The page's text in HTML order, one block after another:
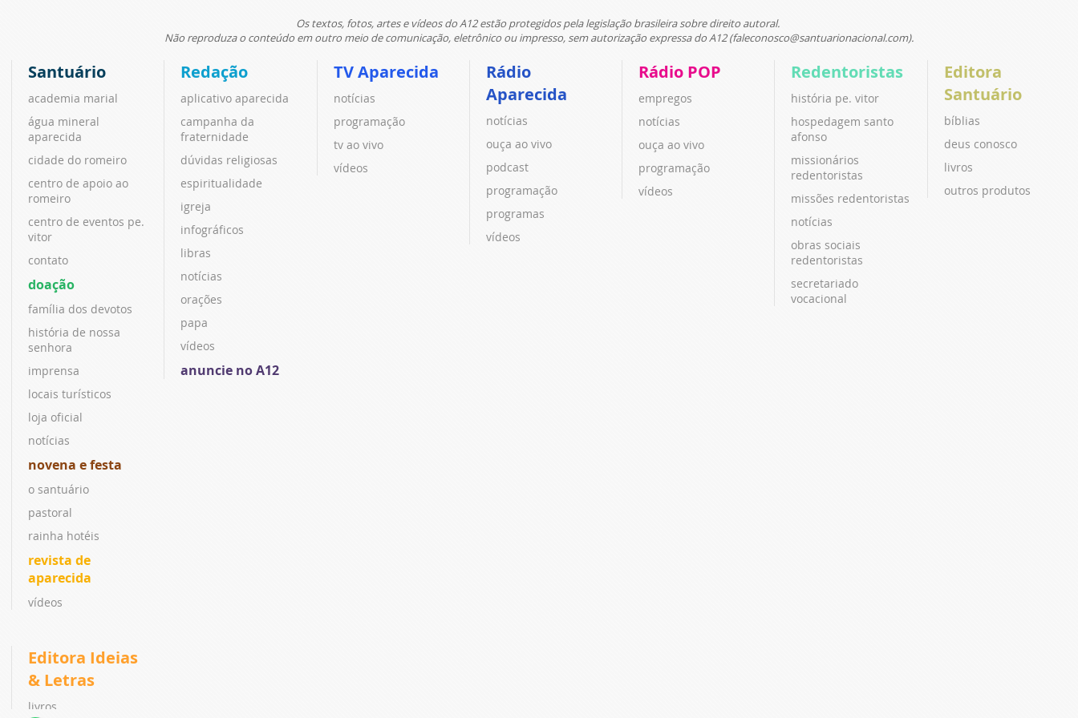
Os textos, fotos, artes e vídeos do A12 estão protegidos pela legislação brasileira sobre direito autoral.
Não reproduza o conteúdo em outro meio de comunicação, eletrônico ou impresso, sem autorização expressa do A12 (faleconosco@santuarionacional.com).
Santuário
academia marial
água mineral
aparecida
cidade do romeiro
centro de apoio ao
romeiro
centro de eventos pe.
vitor
contato
doação
família dos devotos
história de nossa
senhora
imprensa
locais turísticos
loja oficial
notícias
novena e festa
o santuário
pastoral
rainha hotéis
revista de
aparecida
vídeos
Redação
aplicativo aparecida
campanha da
fraternidade
dúvidas religiosas
espiritualidade
igreja
infográficos
libras
notícias
orações
papa
vídeos
anuncie no A12
TV Aparecida
notícias
programação
tv ao vivo
vídeos
Rádio
Aparecida
notícias
ouça ao vivo
podcast
programação
programas
vídeos
Rádio POP
empregos
notícias
ouça ao vivo
programação
vídeos
Redentoristas
história pe. vitor
hospedagem santo
afonso
missionários
redentoristas
missões redentoristas
notícias
obras sociais
redentoristas
secretariado
vocacional
Editora
Santuário
bíblias
deus conosco
livros
outros produtos
Editora Ideias
& Letras
livros